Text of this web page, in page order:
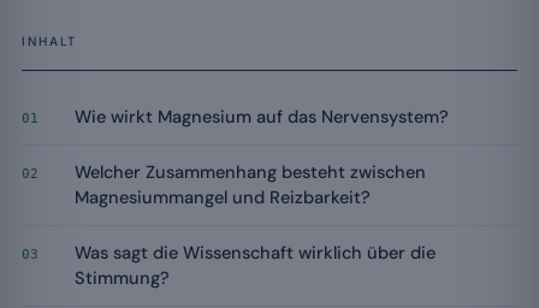
INHALT
01 Wie wirkt Magnesium auf das Nervensystem?
02
Welcher Zusammenhang besteht zwischen
Magnesiummangel und Reizbarkeit?
03
Was sagt die Wissenschaft wirklich über die
Stimmung?